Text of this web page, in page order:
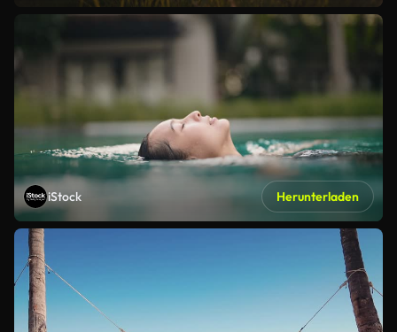
iStock Herunterladen